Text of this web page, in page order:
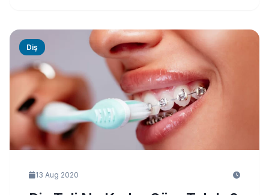
Diş
13 Aug 2020